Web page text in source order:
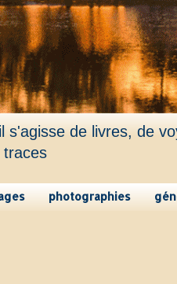
de livres, de
traces
photographies